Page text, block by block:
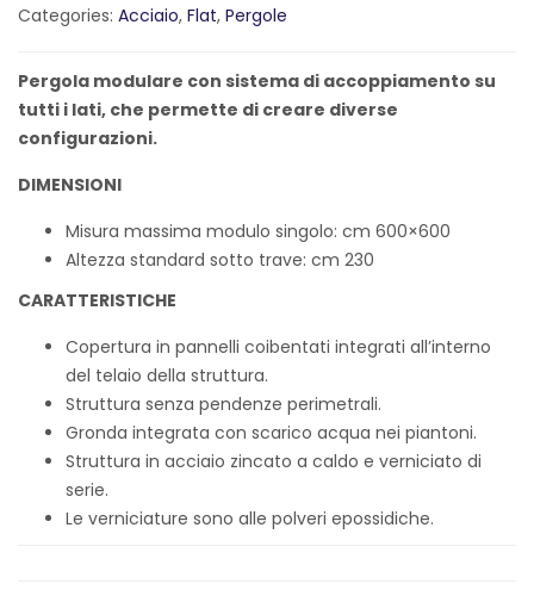
Categories: Acciaio, Flat, Pergole
Pergola modulare con sistema di accoppiamento su
tutti i lati, che permette di creare diverse
configurazioni.
DIMENSIONI
Misura massima modulo singolo: cm 600×600
Altezza standard sotto trave: cm 230
CARATTERISTICHE
Copertura in pannelli coibentati integrati all’interno
del telaio della struttura.
Struttura senza pendenze perimetrali.
Gronda integrata con scarico acqua nei piantoni.
Struttura in acciaio zincato a caldo e verniciato di
serie.
Le verniciature sono alle polveri epossidiche.